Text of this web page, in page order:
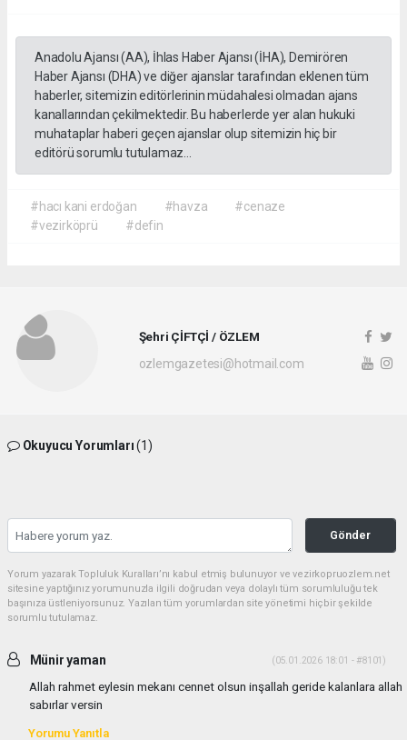
Anadolu Ajansı (AA), İhlas Haber Ajansı (İHA), Demirören
Haber Ajansı (DHA) ve diğer ajanslar tarafından eklenen tüm
haberler, sitemizin editörlerinin müdahalesi olmadan ajans
kanallarından çekilmektedir. Bu haberlerde yer alan hukuki
muhataplar haberi geçen ajanslar olup sitemizin hiç bir
editörü sorumlu tutulamaz...
#hacı kani erdoğan #havza
#cenaze
#vezirköprü
#defin
Şehri ÇİFTÇİ / ÖZLEM
ozlemgazetesi@hotmail.com
Okuyucu Yorumları(1)
Gönder
Yorum yazarak Topluluk Kuralları’nı kabul etmiş bulunuyor ve vezirkopruozlem.net
sitesine yaptığınız yorumunuzla ilgili doğrudan veya dolaylı tüm sorumluluğu tek
başınıza üstleniyorsunuz. Yazılan tüm yorumlardan site yönetimi hiçbir şekilde
sorumlu tutulamaz.
Münir yaman (05.01.2026 18:01 - #8101)
Allah rahmet eylesin mekanı cennet olsun inşallah geride kalanlara allah
sabırlar versin
Yorumu Yanıtla